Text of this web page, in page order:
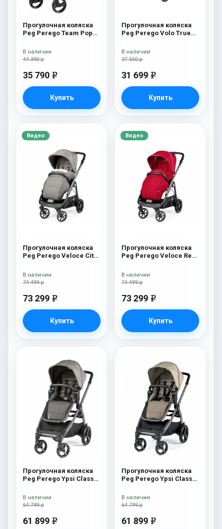
Прогулочная коляска
Peg Perego Team Pop
44 390 р
35 790 e
Купить
В наличии
Прогулочная коляска
Peg Perego Volo True
37 550 р
31 699 e
Купить
В наличии
Видео
Прогулочная коляска
Peg Perego Veloce City
74 499 р
73 299 e
Купить
В наличии
Видео
Прогулочная коляска
Peg Perego Veloce Red
74 499 р
73 299 e
Купить
В наличии
Прогулочная коляска
Peg Perego Ypsi Class
64 799 р
61 899 e
В наличии
Прогулочная коляска
Peg Perego Ypsi Class
64 799 р
61 899 e
В наличии